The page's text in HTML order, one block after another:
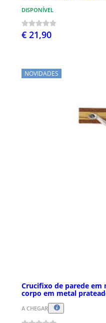
DISPONÍVEL
€ 21,90
NOVIDADES
Crucifixo de parede em
corpo em metal
A CHEGAR